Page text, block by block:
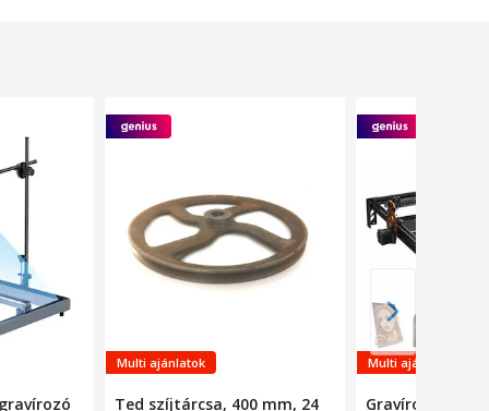
Multi ajánlatok
Ted szíjtárcsa, 400 mm, 24
Multi ajánlatok
Gravírozógép